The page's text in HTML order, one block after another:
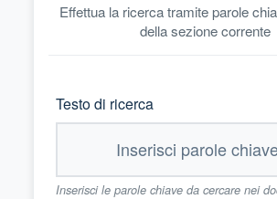
Effettua la ricerca tramite parole
della sezione corrente
Testo di ricerca
Inserisci le parole chiave da cercare nei